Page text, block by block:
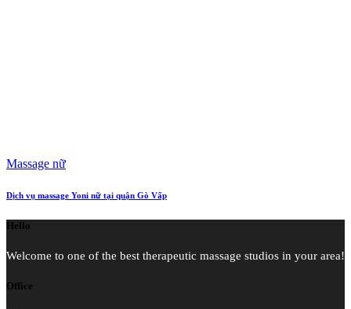
Massage nữ
Dịch vụ massage Yoni nữ tại quận Gò Vấp
Hello
Welcome to one of the best therapeutic massage studios in your area!
Office